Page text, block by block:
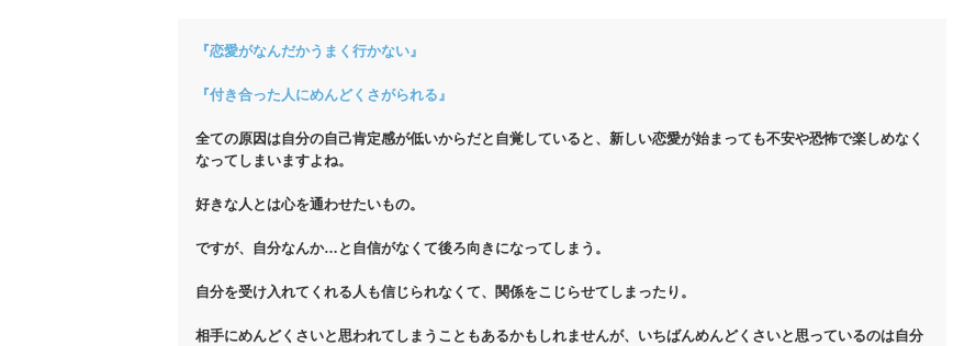
『恋愛がなんだかうまく行かない』
『付き合った人にめんどくさがられる』
全ての原因は自分の自己肯定感が低いからだと自覚していると、新しい恋愛が始まっても不安や恐怖で楽しめなく
なってしまいますよね。
好きな人とは心を通わせたいもの。
ですが、自分なんか…と自信がなくて後ろ向きになってしまう。
自分を受け入れてくれる人も信じられなくて、関係をこじらせてしまったり。
相手にめんどくさいと思われてしまうこともあるかもしれませんが、いちばんめんどくさいと思っているのは自分